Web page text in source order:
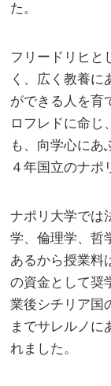
た。
フリードリヒと
く、広く教養に
ができる人を育
ロフレドに命じ
も、向学心にあ
４年国立のナポ
ナポリ大学では
学、倫理学、哲
あるから授業料
の資金として奨
業後シチリア国
までサレルノに
れました。